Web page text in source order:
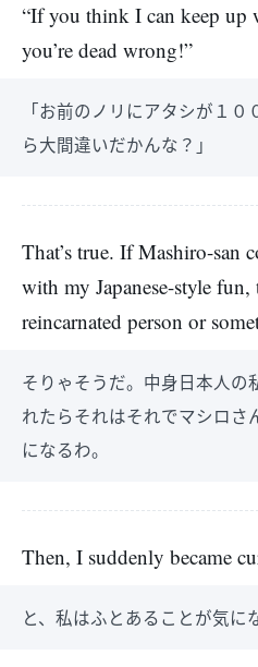
“If you think I can keep
you’re dead wrong!”
「お前のノリにアタシが１
ら大間違いだかんな？」
That’s true. If Mashiro-san
with my Japanese-style fun,
reincarnated person or
そりゃそうだ。中身日本人の
れたらそれはそれでマシロさ
になるわ。
Then, I suddenly became
と、私はふとあることが気に